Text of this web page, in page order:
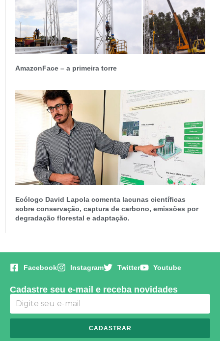
AmazonFace – a primeira torre
Ecólogo David Lapola comenta lacunas científicas
sobre conservação, captura de carbono, emissões por
degradação florestal e adaptação.
Facebook Instagram Twitter Youtube
Cadastre seu e-mail e receba novidades
CADASTRAR